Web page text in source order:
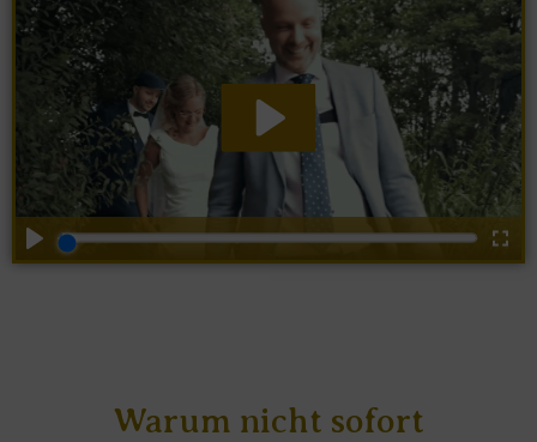
Warum nicht sofort